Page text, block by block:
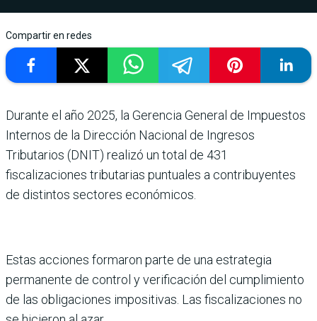
Compartir en redes
Durante el año 2025, la Gerencia General de Impuestos
Internos de la Dirección Nacional de Ingresos
Tributarios (DNIT) realizó un total de 431
fiscalizaciones tributarias puntuales a contribuyentes
de distintos sectores económicos.
Estas acciones formaron parte de una estrategia
permanente de control y verificación del cumplimiento
de las obligaciones impositivas. Las fiscalizaciones no